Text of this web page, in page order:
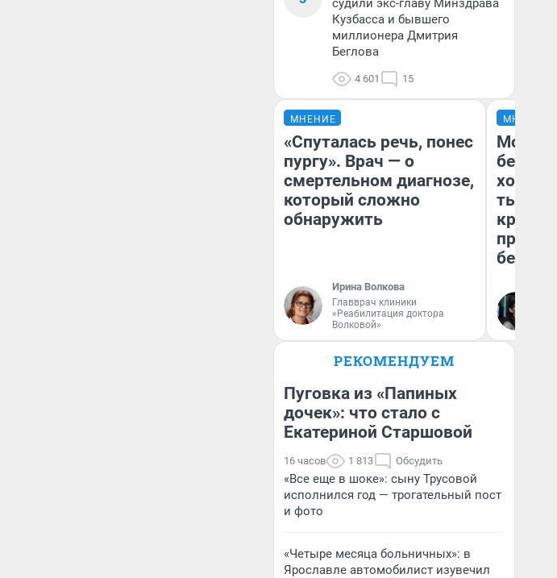
судили экс-главу Минздрава
Кузбасса и бывшего
миллионера Дмитрия
Беглова
4 601 15
МНЕНИЕ
«Спуталась речь, понес
пургу». Врач — о
смертельном диагнозе,
который сложно
обнаружить
Ирина Волкова
Главврач клиники
«Реабилитация доктора
Волковой»
МНЕНИЕ
Мой
хотела
тысяч,
РЕКОМЕНДУЕМ
Пуговка из «Папиных
дочек»: что стало с
Екатериной Старшовой
16 часов 1 813 Обсудить
«Все еще в шоке»: сыну Трусовой
исполнился год — трогательный пост
и фото
«Четыре месяца больничных»: в
Ярославле автомобилист изувечил